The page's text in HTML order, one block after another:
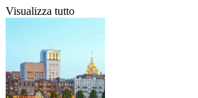
Visualizza tutto